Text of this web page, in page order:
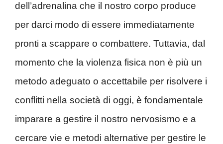
dell’adrenalina che il nostro corpo produce
per darci modo di essere immediatamente
pronti a scappare o combattere. Tuttavia, dal
momento che la violenza fisica non è più un
metodo adeguato o accettabile per risolvere i
conflitti nella società di oggi, è fondamentale
imparare a gestire il nostro nervosismo e a
cercare vie e metodi alternative per gestire le